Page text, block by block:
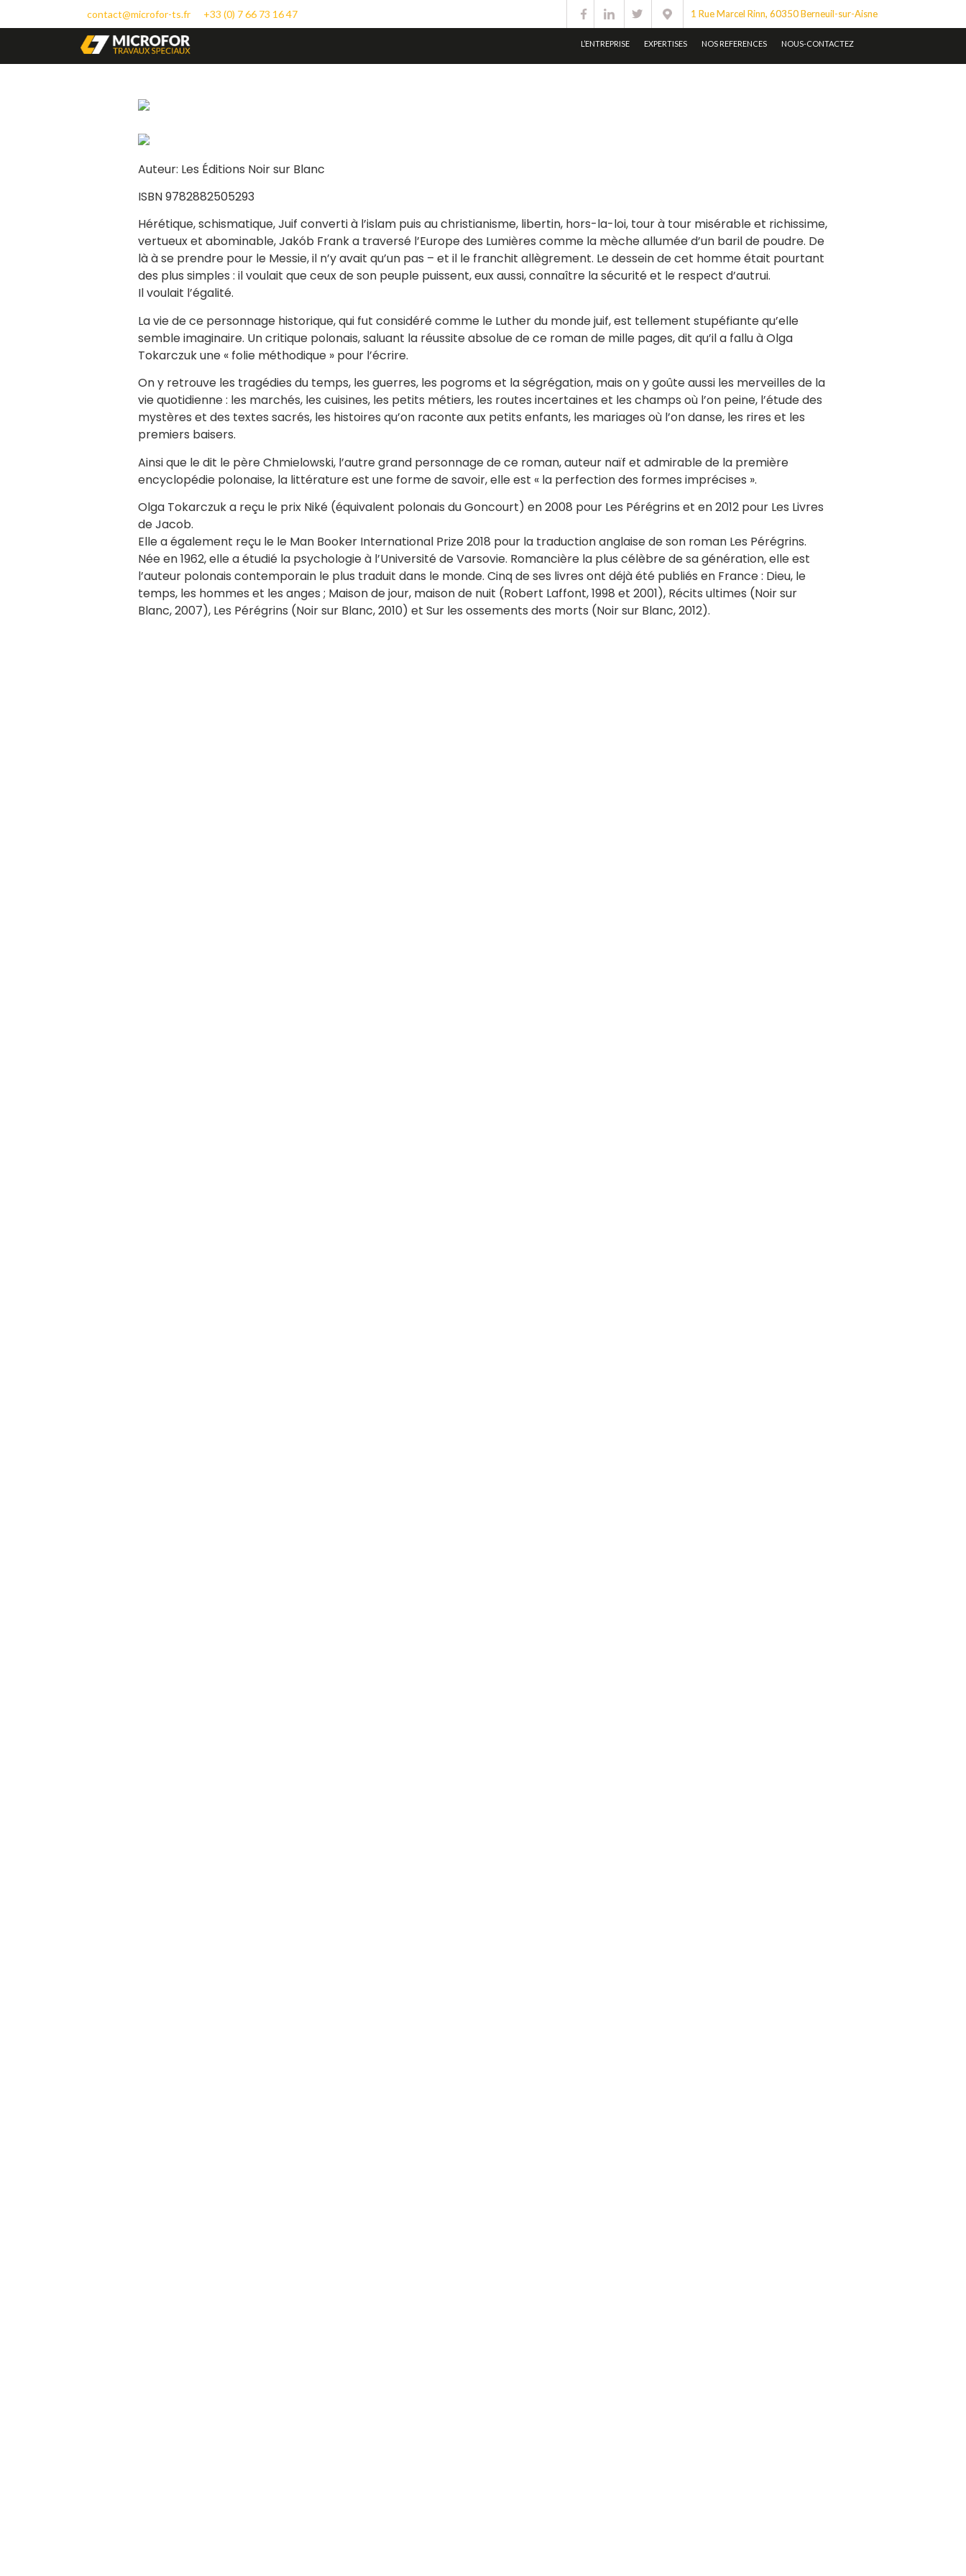
contact@microfor-ts.fr +33 (0) 7 66 73 16 47 1 Rue Marcel Rinn, 60350 Berneuil-sur-Aisne
L’ENTREPRISE EXPERTISES NOS REFERENCES NOUS-CONTACTEZ
Auteur: Les Éditions Noir sur Blanc
ISBN 9782882505293
Hérétique, schismatique, Juif converti à l’islam puis au christianisme, libertin, hors-la-loi, tour à tour misérable et richissime,
vertueux et abominable, Jakób Frank a traversé l’Europe des Lumières comme la mèche allumée d’un baril de poudre. De
là à se prendre pour le Messie, il n’y avait qu’un pas – et il le franchit allègrement. Le dessein de cet homme était pourtant
des plus simples : il voulait que ceux de son peuple puissent, eux aussi, connaître la sécurité et le respect d’autrui.
Il voulait l’égalité.
La vie de ce personnage historique, qui fut considéré comme le Luther du monde juif, est tellement stupéfiante qu’elle
semble imaginaire. Un critique polonais, saluant la réussite absolue de ce roman de mille pages, dit qu’il a fallu à Olga
Tokarczuk une « folie méthodique » pour l’écrire.
On y retrouve les tragédies du temps, les guerres, les pogroms et la ségrégation, mais on y goûte aussi les merveilles de la
vie quotidienne : les marchés, les cuisines, les petits métiers, les routes incertaines et les champs où l’on peine, l’étude des
mystères et des textes sacrés, les histoires qu’on raconte aux petits enfants, les mariages où l’on danse, les rires et les
premiers baisers.
Ainsi que le dit le père Chmielowski, l’autre grand personnage de ce roman, auteur naïf et admirable de la première
encyclopédie polonaise, la littérature est une forme de savoir, elle est « la perfection des formes imprécises ».
Olga Tokarczuk a reçu le prix Niké (équivalent polonais du Goncourt) en 2008 pour Les Pérégrins et en 2012 pour Les Livres
de Jacob.
Elle a également reçu le le Man Booker International Prize 2018 pour la traduction anglaise de son roman Les Pérégrins.
Née en 1962, elle a étudié la psychologie à l’Université de Varsovie. Romancière la plus célèbre de sa génération, elle est
l’auteur polonais contemporain le plus traduit dans le monde. Cinq de ses livres ont déjà été publiés en France : Dieu, le
temps, les hommes et les anges ; Maison de jour, maison de nuit (Robert Laffont, 1998 et 2001), Récits ultimes (Noir sur
Blanc, 2007), Les Pérégrins (Noir sur Blanc, 2010) et Sur les ossements des morts (Noir sur Blanc, 2012).